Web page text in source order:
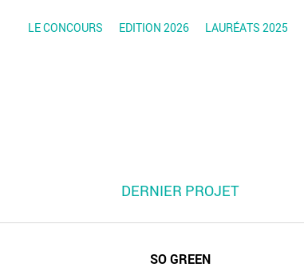
LE CONCOURS EDITION 2026 LAURÉATS 2025
DERNIER PROJET
SO GREEN